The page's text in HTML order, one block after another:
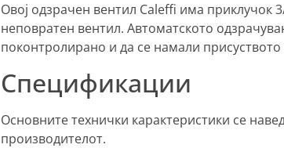
Овој одзрачен вентил Caleffi има приклучок
неповратен вентил. Автоматското
поконтролирано и да се намали присуството
Спецификации
Основните технички карактеристики се
производителот.